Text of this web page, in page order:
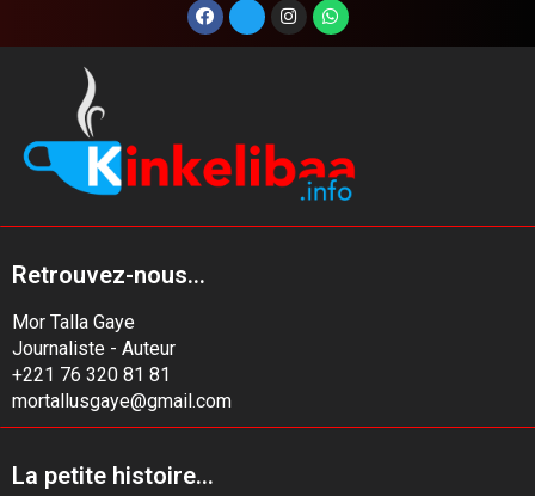
Retrouvez-nous...
Mor Talla Gaye
Journaliste - Auteur
+221 76 320 81 81
mortallusgaye@gmail.com
La petite histoire...